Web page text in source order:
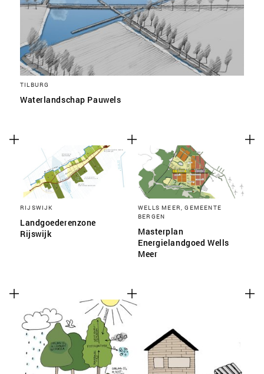
TILBURG
Waterlandschap Pauwels
RIJSWIJK
Landgoederenzone
Rijswijk
WELLS MEER, GEMEENTE
BERGEN
Masterplan
Energielandgoed Wells
Meer